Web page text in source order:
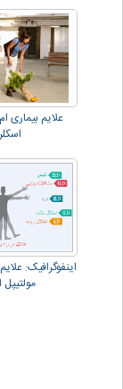
علایم بیماری
اینفوگرافیک:
مولتیپل